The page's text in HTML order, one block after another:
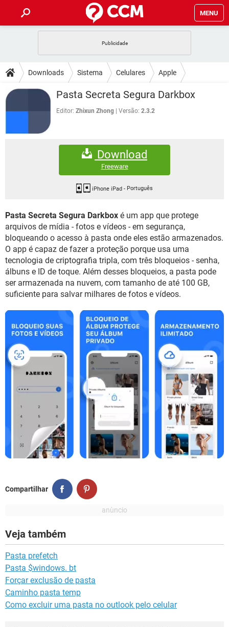
MENU
CELULAR FACEBOOK
OUTLOOK EXCEL
INSTAGRAM GMAIL
GUIA DE COMPRAS
DICAS
JOGOS WHATSAPP
FACEBOOK
DOWNLOADS
JOGOS WHATSAPP
EXCEL
GMAIL
FACEBOOK
EXCEL
GMAIL
WHATSAPP
INSTAGRAM GMAIL
GUIA DE COMPRAS
Downloads Sistema Celulares Apple
Pasta Secreta Segura Darkbox
Editor: Zhixun Zhong Versão: 2.3.2
Download
Freeware
iPhone iPad - Português
Pasta Secreta Segura Darkbox é um app que protege
arquivos de mídia - fotos e vídeos - em segurança,
bloqueando o acesso à pasta onde eles estão armazenados.
O app é capaz de fazer a proteção porque usa uma
tecnologia de criptografia tripla, com três bloqueios - senha,
álbuns e ID de toque. Além desses bloqueios, a pasta pode
ser armazenada na nuvem, com tamanho de até 100 GB,
suficiente para salvar milhares de fotos e vídeos.
Compartilhar
Veja também
Pasta prefetch
Pasta $windows. bt
Forçar exclusão de pasta
Caminho pasta temp
Como excluir uma pasta no outlook pelo celular